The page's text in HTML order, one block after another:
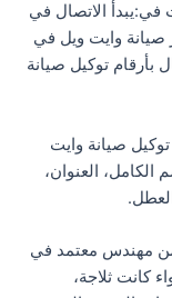
الاتصال في
صيانة وايت ويل في
بأرقام توكيل صيانة
صيانة وايت
العنوان،
مهندس معتمد في
كانت ثلاجة،